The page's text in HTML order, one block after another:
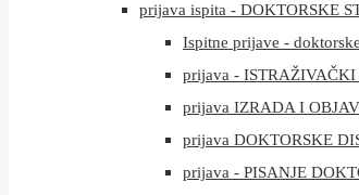
prijava ispita - DOKTORSKE
Ispitne prijave -
prijava -
prijava IZRADA I
prijava DOKTORSKE
prijava - PISANJE